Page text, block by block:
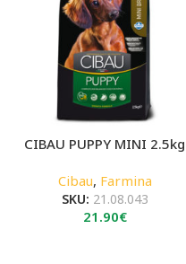
CIBAU PUPPY MINI 2.5kg
Cibau, Farmina
SKU: 21.08.043
21.90€